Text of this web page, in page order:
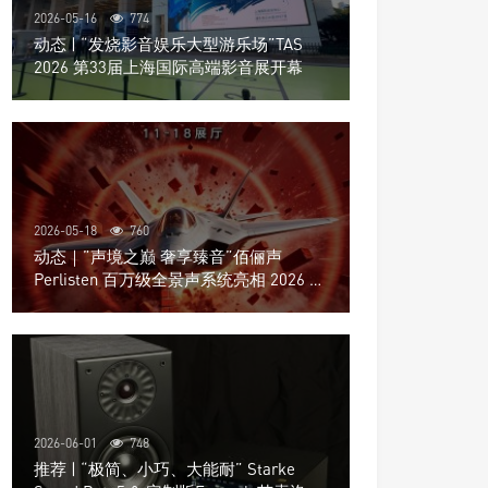
2026-05-16 774
动态 | “发烧影音娱乐大型游乐场”TAS
2026 第33届上海国际高端影音展开幕
2026-05-18 760
动态｜”声境之巅 奢享臻音”佰俪声
Perlisten 百万级全景声系统亮相 2026 北
京国际音响展
2026-06-01 748
推荐 | “极简、小巧、大能耐” Starke